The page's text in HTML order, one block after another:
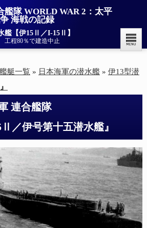
艦隊 WORLD WAR 2：太平
海戦の記録
艦【伊15Ⅱ／I-15Ⅱ】
工程80％で建造中止
艇一覧 » 日本海軍の潜水艦 » 伊13型潜
／伊号第十五潜水艦』